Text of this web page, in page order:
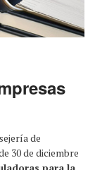
de
30 de diciembre